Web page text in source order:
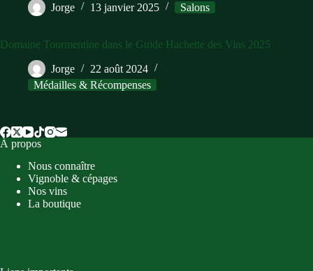
Jorge 13 janvier 2025 Salons
Domaine Tourmentine dans le Guide Hachette des Vins 2025
Jorge
22 août 2024
Médailles & Récompenses
À propos
Nous connaître
Vignoble & cépages
Nos vins
La boutique